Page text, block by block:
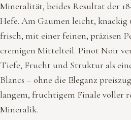
Mineralität, beides Resultat der
Hefe. Am Gaumen leicht, knackig
frisch, mit einer feinen, präzisen
cremigen Mittelteil. Pinot Noir
Tiefe, Frucht und Struktur als
Blancs – ohne die Eleganz
langem, fruchtigem Finale voller
Mineralik.